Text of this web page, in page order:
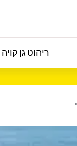
ריהוט גן קויה